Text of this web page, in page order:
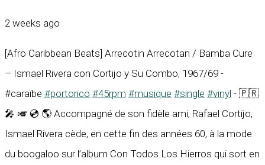
2 weeks ago
[Afro Caribbean Beats] Arrecotin Arrecotan / Bamba Cure
– Ismael Rivera con Cortijo y Su Combo, 1967/69 -
#caraïbe #portorico #45rpm #musique #single #vinyl - 🇵🇷
🎤 🎺 💿 🌎 Accompagné de son fidèle ami, Rafael Cortijo,
Ismael Rivera cède, en cette fin des années 60, à la mode
du boogaloo sur l’album Con Todos Los Hierros qui sort en